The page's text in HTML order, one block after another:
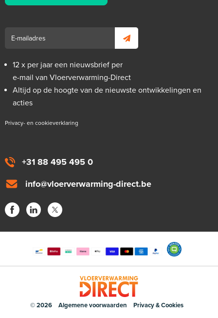
+31 88 495 495 0
info@vloerverwarming-direct.be
12 x per jaar een nieuwsbrief per
e-mail van Vloerverwarming-Direct
Altijd op de hoogte van de nieuwste ontwikkelingen en
acties
Privacy- en cookieverklaring
© 2026 Algemene voorwaarden Privacy & Cookies